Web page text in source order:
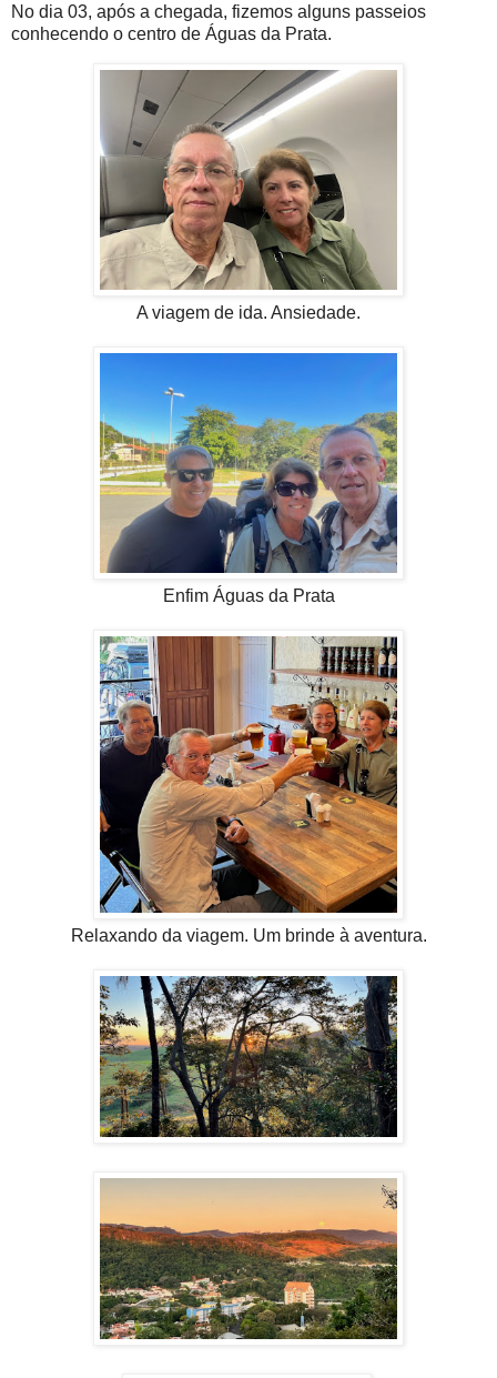
No dia 03, após a chegada, fizemos alguns passeios
conhecendo o centro de Águas da Prata.
A viagem de ida. Ansiedade.
Enfim Águas da Prata
Relaxando da viagem. Um brinde à aventura.